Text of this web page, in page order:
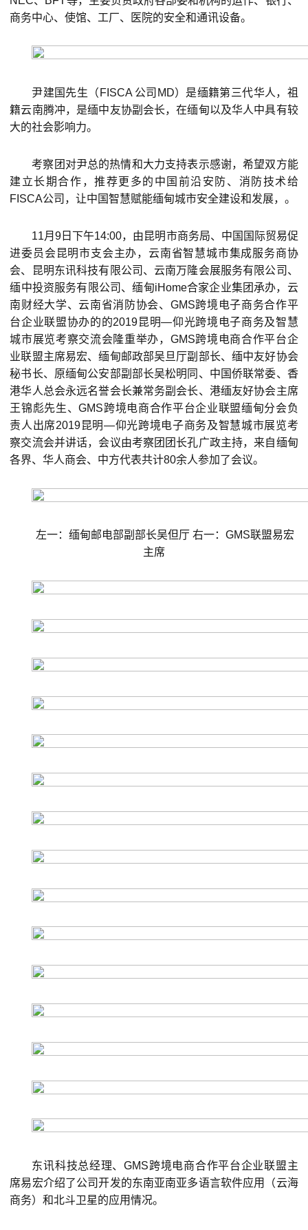
商务中心、使馆、工厂、医院的安全和通讯设备。
尹建国先生（FISCA 公司MD）是缅籍第三代华人，祖
籍云南腾冲，是缅中友协副会长，在缅甸以及华人中具有较
大的社会影响力。
考察团对尹总的热情和大力支持表示感谢，希望双方能
建立长期合作，推荐更多的中国前沿安防、消防技术给
FISCA公司，让中国智慧赋能缅甸城市安全建设和发展，。
11月9日下午14:00，由昆明市商务局、中国国际贸易促
进委员会昆明市支会主办，云南省智慧城市集成服务商协
会、昆明东讯科技有限公司、云南万隆会展服务有限公司、
缅中投资服务有限公司、缅甸iHome合家企业集团承办，云
南财经大学、云南省消防协会、GMS跨境电子商务合作平
台企业联盟协办的的2019昆明—仰光跨境电子商务及智慧
城市展览考察交流会隆重举办，GMS跨境电商合作平台企
业联盟主席易宏、缅甸邮政部吴旦厅副部长、缅中友好协会
秘书长、原缅甸公安部副部长吴松明同、中国侨联常委、香
港华人总会永远名誉会长兼常务副会长、港缅友好协会主席
王锦彪先生、GMS跨境电商合作平台企业联盟缅甸分会负
责人出席2019昆明—仰光跨境电子商务及智慧城市展览考
察交流会并讲话，会议由考察团团长孔广政主持，来自缅甸
各界、华人商会、中方代表共计80余人参加了会议。
左一：缅甸邮电部副部长吴但厅 右一：GMS联盟易宏
主席
东讯科技总经理、GMS跨境电商合作平台企业联盟主
席易宏介绍了公司开发的东南亚南亚多语言软件应用（云海
商务）和北斗卫星的应用情况。